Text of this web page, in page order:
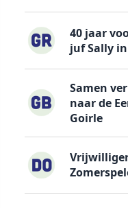
40 jaar
juf Sally
Samen
naar de
Goirle